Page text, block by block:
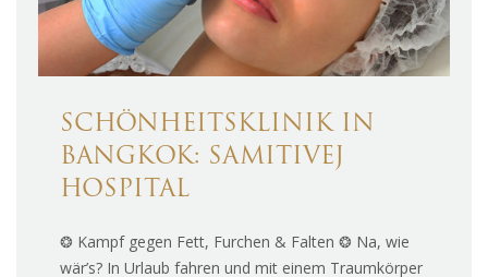
SCHÖNHEITSKLINIK IN
BANGKOK: SAMITIVEJ
HOSPITAL
❂ Kampf gegen Fett, Furchen & Falten ❂ Na, wie
wär’s? In Urlaub fahren und mit einem Traumkörper